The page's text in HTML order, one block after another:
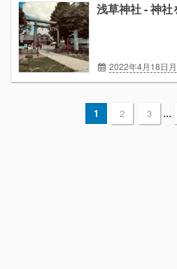
浅草神社 - 神
2022年4月18日
1 2 3 ...